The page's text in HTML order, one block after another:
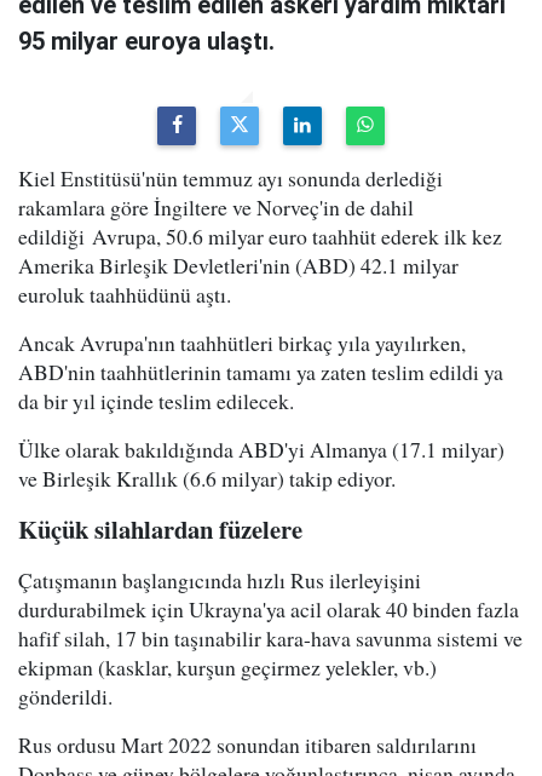
95 milyar euroya ulaştı.
Kiel Enstitüsü'nün temmuz ayı sonunda derlediği
rakamlara göre İngiltere ve Norveç'in de dahil
edildiği Avrupa, 50.6 milyar euro taahhüt ederek ilk kez
Amerika Birleşik Devletleri'nin (ABD) 42.1 milyar
euroluk taahhüdünü aştı.
Ancak Avrupa'nın taahhütleri birkaç yıla yayılırken,
ABD'nin taahhütlerinin tamamı ya zaten teslim edildi ya
da bir yıl içinde teslim edilecek.
Ülke olarak bakıldığında ABD'yi Almanya (17.1 milyar)
ve Birleşik Krallık (6.6 milyar) takip ediyor.
Küçük silahlardan füzelere
Çatışmanın başlangıcında hızlı Rus ilerleyişini
durdurabilmek için Ukrayna'ya acil olarak 40 binden fazla
hafif silah, 17 bin taşınabilir kara-hava savunma sistemi ve
ekipman (kasklar, kurşun geçirmez yelekler, vb.)
gönderildi.
Rus ordusu Mart 2022 sonundan itibaren saldırılarını